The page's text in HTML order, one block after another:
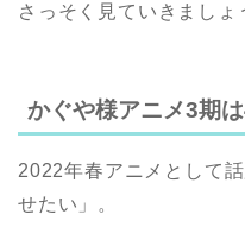
さっそく見ていきましょ
かぐや様アニメ3期
2022年春アニメとして
せたい」。